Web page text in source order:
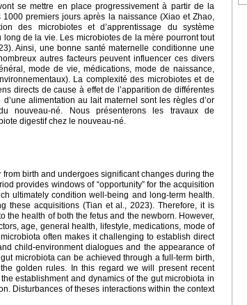
se mettre en place progressivement à partir de la
premiers jours après la naissance (Xiao et Zhao,
des microbiotes et d’apprentissage du système
de la vie. Les microbiotes de la mère pourront tout
Ainsi, une bonne santé maternelle conditionne une
autres facteurs peuvent influencer ces divers
mode de vie, médications, mode de naissance,
La complexité des microbiotes et de
directs de cause à effet de l’apparition de différentes
alimentation au lait maternel sont les règles d’or
nouveau-né. Nous présenterons les travaux de
digestif chez le nouveau-né.
birth and undergoes significant changes during the
provides windows of “opportunity” for the acquisition
ultimately condition well-being and long-term health.
these acquisitions (Tian et al., 2023). Therefore, it is
the health of both the fetus and the newborn. However,
age, general health, lifestyle, medications, mode of
often makes it challenging to establish direct
child-environment dialogues and the appearance of
microbiota can be achieved through a full-term birth,
golden rules. In this regard we will present recent
establishment and dynamics of the gut microbiota in
Disturbances of theses interactions within the context